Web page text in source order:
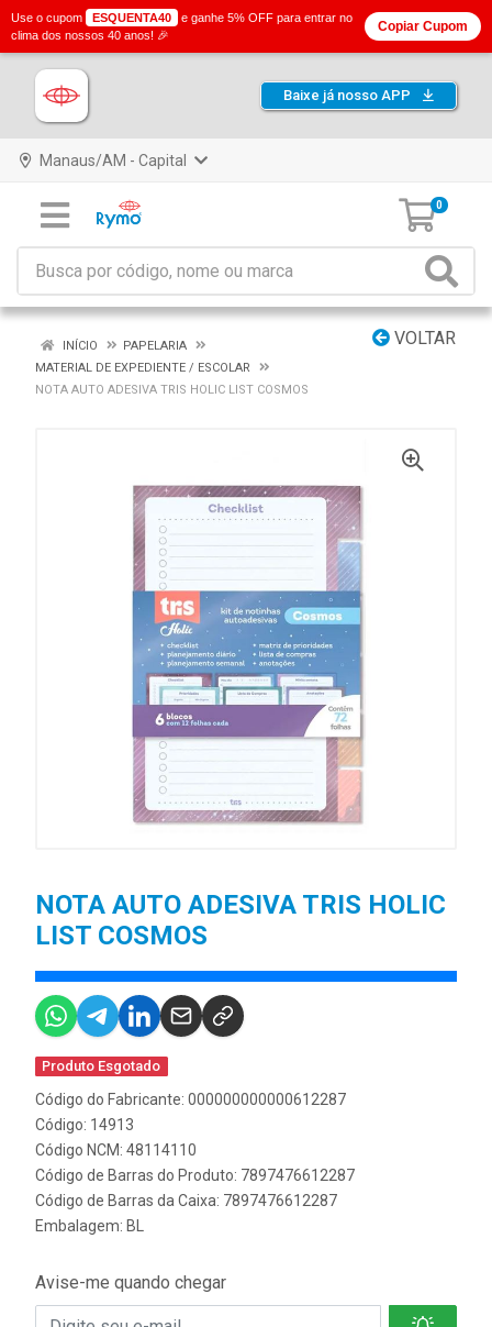
Baixe já nosso APP
Manaus/AM - Capital
0
VOLTAR
INÍCIO
PAPELARIA
MATERIAL DE EXPEDIENTE / ESCOLAR
NOTA AUTO ADESIVA TRIS HOLIC LIST COSMOS
NOTA AUTO ADESIVA TRIS HOLIC
LIST COSMOS
Produto Esgotado
Código do Fabricante: 000000000000612287
Código: 14913
Código NCM: 48114110
Código de Barras do Produto: 7897476612287
Código de Barras da Caixa: 7897476612287
Embalagem: BL
Avise-me quando chegar
Use o cupom ESQUENTA40
e ganhe 5% OFF para entrar no
clima dos nossos 40 anos! 🎉
Copiar Cupom